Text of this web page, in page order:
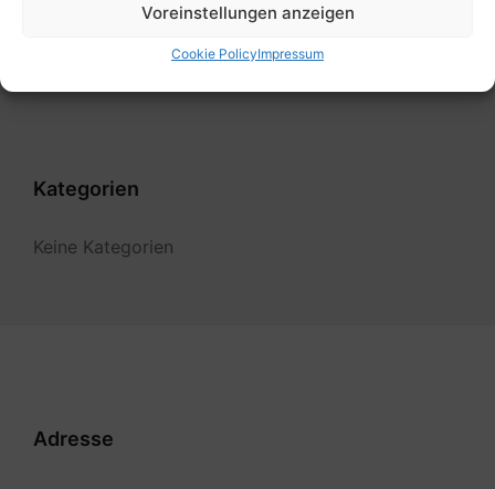
Voreinstellungen anzeigen
Cookie PolicyImpressum
Filter
Kategorien
Keine Kategorien
Adresse